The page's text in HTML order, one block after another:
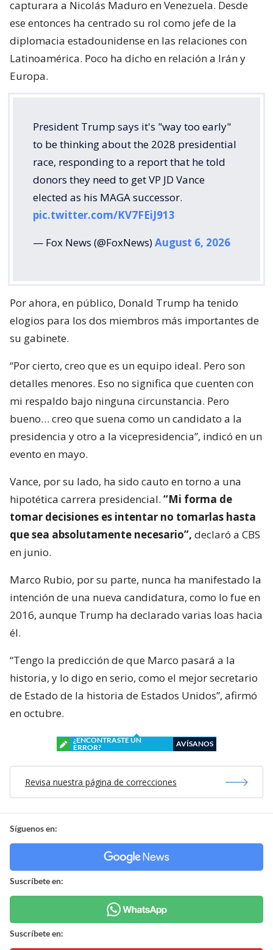
capturara a Nicolás Maduro en Venezuela. Desde
ese entonces ha centrado su rol como jefe de la
diplomacia estadounidense en las relaciones con
Latinoamérica. Poco ha dicho en relación a Irán y
Europa.
President Trump says it's "way too early"
to be thinking about the 2028 presidential
race, responding to a report that he told
donors they need to get VP JD Vance
elected as his MAGA successor.
pic.twitter.com/KV7FEiJ913
— Fox News (@FoxNews)August 6, 2026
Por ahora, en público, Donald Trump ha tenido
elogios para los dos miembros más importantes de
su gabinete.
“Por cierto, creo que es un equipo ideal. Pero son
detalles menores. Eso no significa que cuenten con
mi respaldo bajo ninguna circunstancia. Pero
bueno… creo que suena como un candidato a la
presidencia y otro a la vicepresidencia”, indicó en un
evento en mayo.
Vance, por su lado, ha sido cauto en torno a una
hipotética carrera presidencial. “Mi forma de
tomar decisiones es intentar no tomarlas hasta
que sea absolutamente necesario”, declaró a CBS
en junio.
Marco Rubio, por su parte, nunca ha manifestado la
intención de una nueva candidatura, como lo fue en
2016, aunque Trump ha declarado varias loas hacia
él.
“Tengo la predicción de que Marco pasará a la
historia, y lo digo en serio, como el mejor secretario
de Estado de la historia de Estados Unidos”, afirmó
en octubre.
¿ENCONTRASTE UN
ERROR?
AVÍSANOS
Revisa nuestra página de correcciones
Síguenos en:
Suscríbete en:
Suscríbete en: